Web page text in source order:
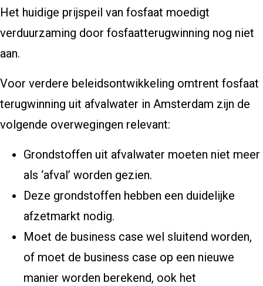
Het huidige prijspeil van fosfaat moedigt
verduurzaming door fosfaatterugwinning nog niet
aan.
Voor verdere beleidsontwikkeling omtrent fosfaat
terugwinning uit afvalwater in Amsterdam zijn de
volgende overwegingen relevant:
Grondstoffen uit afvalwater moeten niet meer
als ‘afval’ worden gezien.
Deze grondstoffen hebben een duidelijke
afzetmarkt nodig.
Moet de business case wel sluitend worden,
of moet de business case op een nieuwe
manier worden berekend, ook het